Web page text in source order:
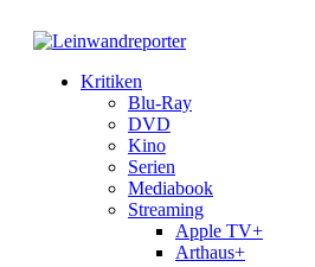
Kritiken
Blu-Ray
DVD
Kino
Serien
Mediabook
Streaming
Apple TV+
Arthaus+